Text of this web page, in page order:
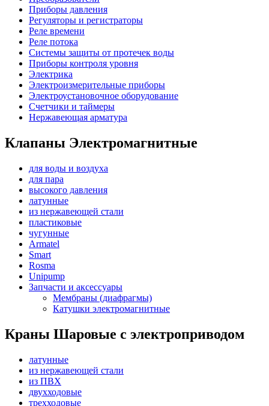
Приборы давления
Регуляторы и регистраторы
Реле времени
Реле потока
Системы защиты от протечек воды
Приборы контроля уровня
Электрика
Электроизмерительные приборы
Электроустановочное оборудование
Счетчики и таймеры
Нержавеющая арматура
Клапаны Электромагнитные
для воды и воздуха
для пара
высокого давления
латунные
из нержавеющей стали
пластиковые
чугунные
Armatel
Smart
Rosma
Unipump
Запчасти и аксессуары
Мембраны (диафрагмы)
Катушки электромагнитные
Краны Шаровые с электроприводом
латунные
из нержавеющей стали
из ПВХ
двухходовые
трехходовые